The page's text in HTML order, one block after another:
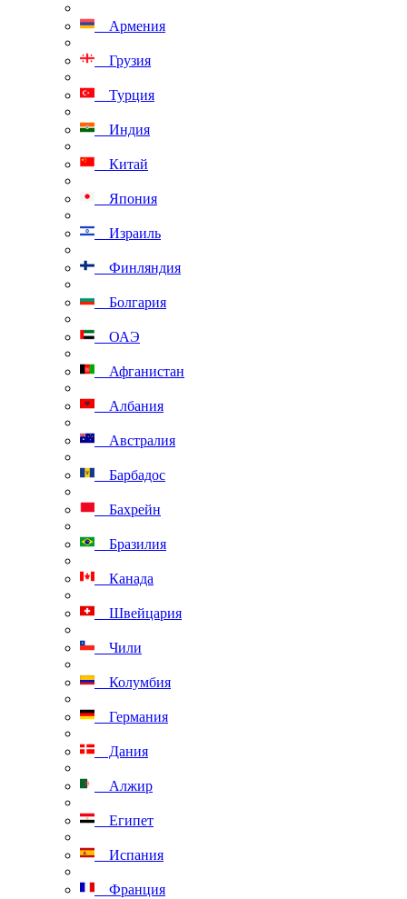
Армения
Грузия
Турция
Индия
Китай
Япония
Израиль
Финляндия
Болгария
ОАЭ
Афганистан
Албания
Австралия
Барбадос
Бахрейн
Бразилия
Канада
Швейцария
Чили
Колумбия
Германия
Дания
Алжир
Египет
Испания
Франция